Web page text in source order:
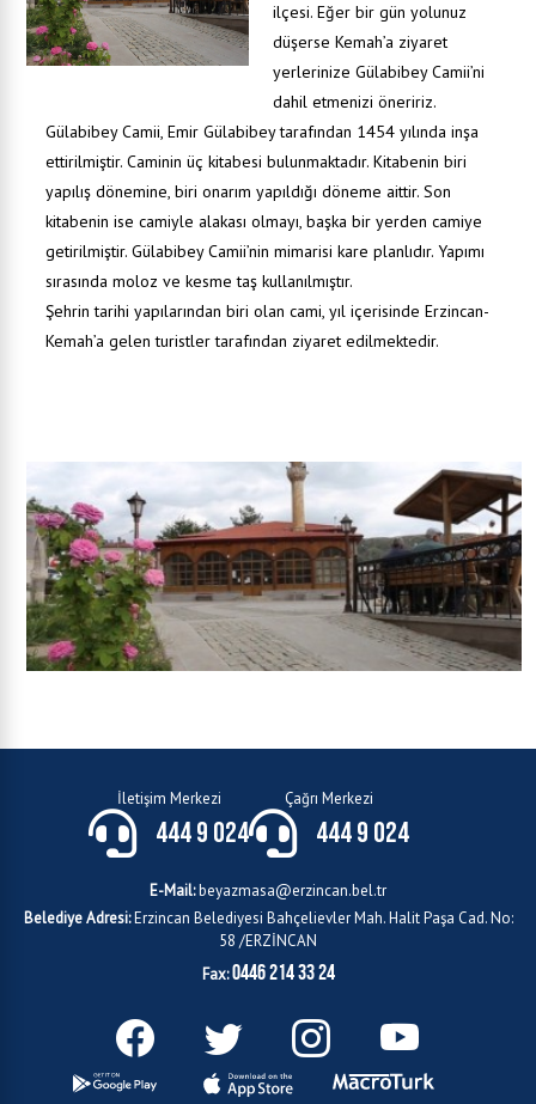
ilçesi. Eğer bir gün yolunuz
düşerse Kemah’a ziyaret
yerlerinize Gülabibey Camii’ni
dahil etmenizi öneririz.
Gülabibey Camii, Emir Gülabibey tarafından 1454 yılında inşa
ettirilmiştir. Caminin üç kitabesi bulunmaktadır. Kitabenin biri
yapılış dönemine, biri onarım yapıldığı döneme aittir. Son
kitabenin ise camiyle alakası olmayı, başka bir yerden camiye
getirilmiştir. Gülabibey Camii’nin mimarisi kare planlıdır. Yapımı
sırasında moloz ve kesme taş kullanılmıştır.
Şehrin tarihi yapılarından biri olan cami, yıl içerisinde Erzincan-
Kemah’a gelen turistler tarafından ziyaret edilmektedir.
İletişim Merkezi
444 9 024
Çağrı Merkezi
444 9 024
E-Mail:beyazmasa@erzincan.bel.tr
Belediye Adresi:Erzincan Belediyesi Bahçelievler Mah. Halit Paşa Cad. No:
58 /ERZİNCAN
Fax:0446 214 33 24